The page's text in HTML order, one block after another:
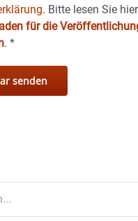
Bitte lesen Sie
für die
. *